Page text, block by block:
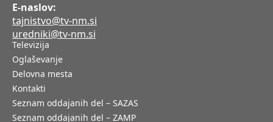
E-naslov:
tajnistvo@tv-nm.si
uredniki@tv-nm.si
Televizija
Oglaševanje
Delovna mesta
Kontakti
Seznam oddajanih del – SAZAS
Seznam oddajanih del – ZAMP